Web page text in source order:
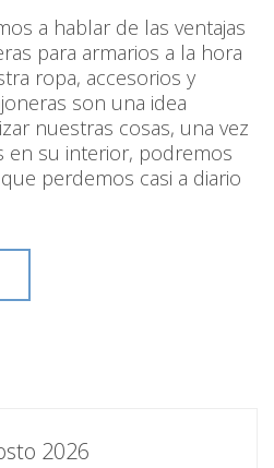
a hablar de las ventajas
para armarios a la hora
ropa, accesorios y
son una idea
nuestras cosas, una vez
en su interior, podremos
perdemos casi a diario
2026